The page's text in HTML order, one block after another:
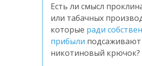
Есть ли смысл
или табачных
которые ради
прибыли
никотиновый крючок?